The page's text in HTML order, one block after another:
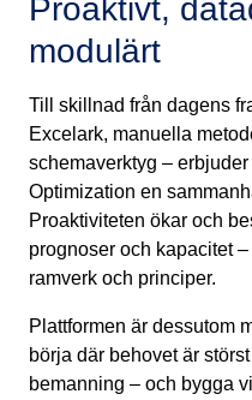
Proaktivt,
modulärt
Till skillnad från dagens
Excelark, manuella
schemaverktyg –
Optimization en
Proaktiviteten ökar och
prognoser och kapacitet
ramverk och principer.
Plattformen är dessutom
börja där behovet är
bemanning – och bygga